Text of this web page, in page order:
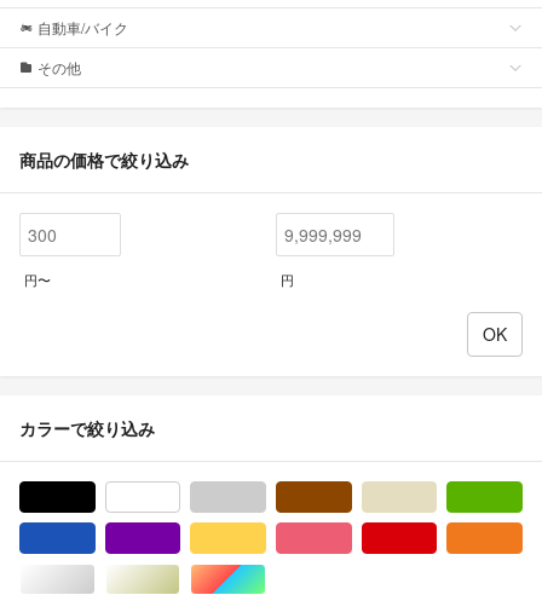
自動車/バイク
その他
商品の価格で絞り込み
円〜 円
カラーで絞り込み
シルバー/銀色系ゴールド/金色系マルチカラー